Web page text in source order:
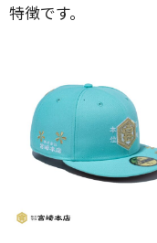
特徴です。